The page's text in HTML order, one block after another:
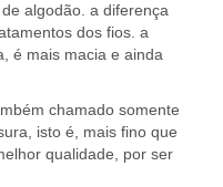
algodão. a diferença
dos fios. a
é mais macia e ainda
chamado somente
isto é, mais fino que
qualidade, por ser